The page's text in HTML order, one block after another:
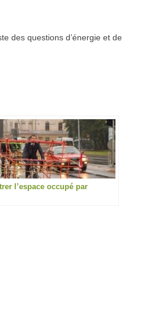
des questions d’énergie et de
l’espace occupé par